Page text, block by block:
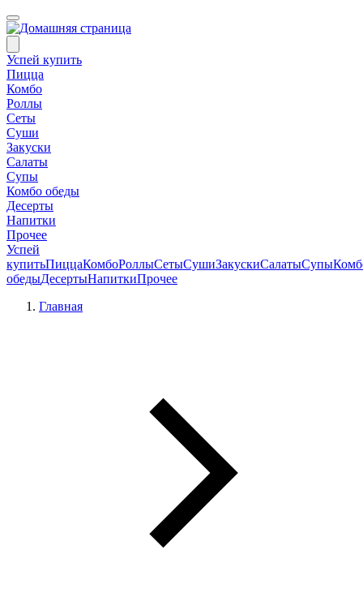
Успей купить
Пицца
Комбо
Роллы
Сеты
Суши
Закуски
Салаты
Супы
Комбо обеды
Десерты
Напитки
Прочее
Успей
купитьПиццаКомбоРоллыСетыСушиЗакускиСалатыСупы
обедыДесертыНапиткиПрочее
Главная